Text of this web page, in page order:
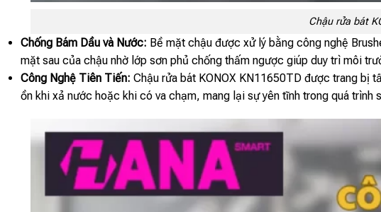
Chậu rửa bát
Chống Bám Dầu và Nước: Bề mặt chậu được xử lý bằng công nghệ
mặt sau của chậu nhờ lớp sơn phủ chống thấm ngược giúp duy trì môi
Công Nghệ Tiên Tiến: Chậu rửa bát KONOX KN11650TD được trang bị
ồn khi xả nước hoặc khi có va chạm, mang lại sự yên tĩnh trong quá trình